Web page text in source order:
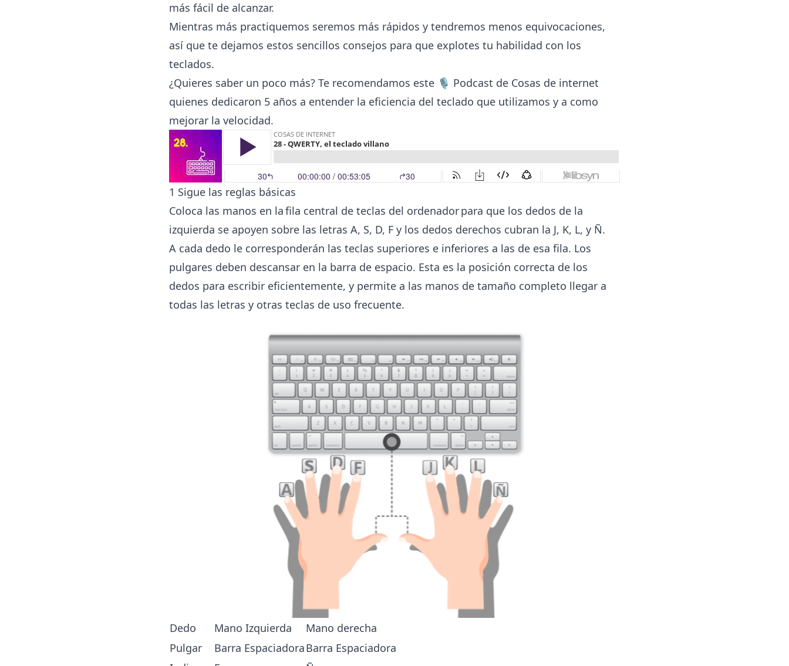
más fácil de alcanzar.
Mientras más practiquemos seremos más rápidos y tendremos menos equivocaciones,
así que te dejamos estos sencillos consejos para que explotes tu habilidad con los
teclados.
¿Quieres saber un poco más? Te recomendamos este 🎙️ Podcast de Cosas de internet
quienes dedicaron 5 años a entender la eficiencia del teclado que utilizamos y a como
mejorar la velocidad.
1 Sigue las reglas básicas
Coloca las manos en la fila central de teclas del ordenador para que los dedos de la
izquierda se apoyen sobre las letras A, S, D, F y los dedos derechos cubran la J, K, L, y Ñ.
A cada dedo le corresponderán las teclas superiores e inferiores a las de esa fila. Los
pulgares deben descansar en la barra de espacio. Esta es la posición correcta de los
dedos para escribir eficientemente, y permite a las manos de tamaño completo llegar a
todas las letras y otras teclas de uso frecuente.
Dedo Mano Izquierda
Mano derecha
Pulgar
Barra EspaciadoraBarra Espaciadora